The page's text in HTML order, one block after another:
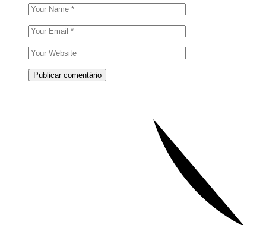
Publicar comentário